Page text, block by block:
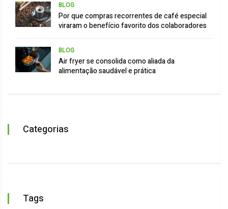
BLOG
Por que compras recorrentes de café especial
viraram o benefício favorito dos colaboradores
BLOG
Air fryer se consolida como aliada da
alimentação saudável e prática
Categorias
Tags